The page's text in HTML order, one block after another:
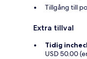
Tillgång till
Extra tillval
Tidig
USD 50.00